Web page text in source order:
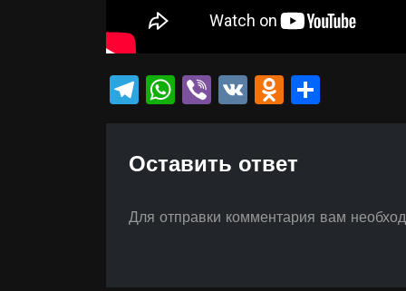
Telegram
WhatsApp
Viber
VK
Оставить ответ
Для отправки комментария вам